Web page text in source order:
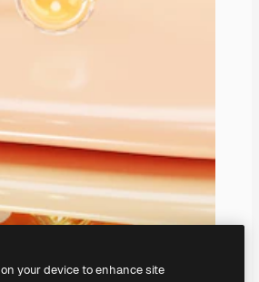
your device to enhance site